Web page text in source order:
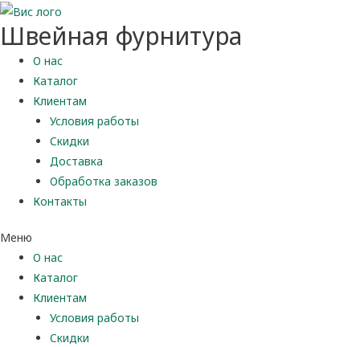
Швейная фурнитура
О нас
Каталог
Клиентам
Условия работы
Скидки
Доставка
Обработка заказов
Контакты
Меню
О нас
Каталог
Клиентам
Условия работы
Скидки